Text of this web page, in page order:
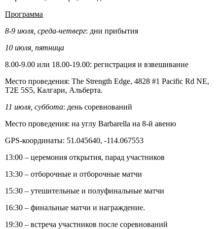
Программа
8-9 июля, среда-четверг: дни прибытия
10 июля, пятница
8.00-9.00 или 18.00-19.00: регистрация и взвешивание
Место проведения: The Strength Edge, 4828 #1 Pacific Rd NE,
T2E 5S5, Калгари, Альберта.
11 июля, суббота: день соревнований
Место проведения: на углу Barbarella на 8-й авеню
GPS-координаты: 51.045640, -114.067553
13:00 – церемония открытия, парад участников
13:30 – отборочные и отборочные матчи
15:30 – утешительные и полуфинальные матчи
16:30 – финальные матчи и награждение.
19:30 – встреча участников после соревнований